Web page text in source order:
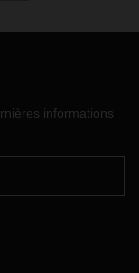
informations